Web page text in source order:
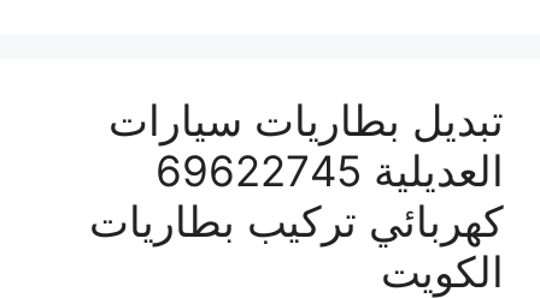
تبديل بطاريات سيارات
العديلية 69622745
كهربائي تركيب بطاريات
الكويت